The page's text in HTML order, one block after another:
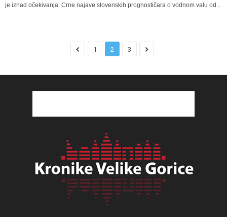
je iznad očekivanja. Crne najave slovenskih prognostičara o vodnom valu od...
1 2 3